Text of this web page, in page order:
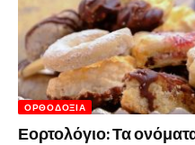
ΟΡΘΟΔΟΞΊΑ
Εορτολόγιο: Τα